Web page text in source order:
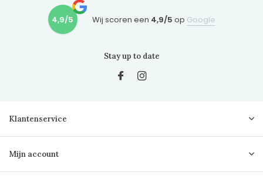
4,9/5 Wij scoren een 4,9/5 op Google
Stay up to date
Klantenservice
Mijn account